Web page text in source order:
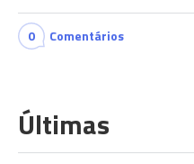
0 Comentários
Últimas